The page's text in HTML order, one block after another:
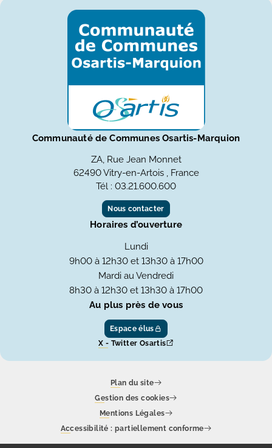
Communauté de Communes Osartis-Marquion
ZA, Rue Jean Monnet
62490 Vitry-en-Artois , France
Tél : 03.21.600.600
Nous contacter
Horaires d’ouverture
Lundi
9h00 à 12h30 et 13h30 à 17h00
Mardi au Vendredi
8h30 à 12h30 et 13h30 à 17h00
Au plus près de vous
Espace élus
X - Twitter Osartis
Plan du site
Gestion des cookies
Mentions Légales
Accessibilité : partiellement conforme